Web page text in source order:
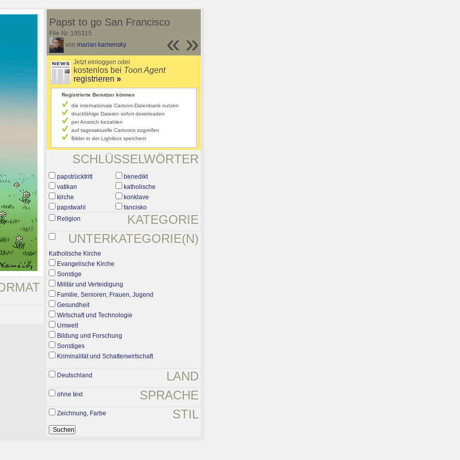
»
«
Papst to go San Francisco
File Nr. 195315
von marian kamensky
Jetzt einloggen oder
kostenlos bei Toon Agent
registrieren »
Registrierte Benutzer können
die internationale Cartoon-Datenbank nutzen
druckfähige Dateien sofort downloaden
per Anstrich bezahlen
auf tagesaktuelle Cartoons zugreifen
Bilder in der Lightbox speichern
SCHLÜSSELWÖRTER
papstrücktritt
benedikt
vatikan
katholische
kirche
konklave
papstwahl
fancisko
KATEGORIE
Religion
UNTERKATEGORIE(N)
Katholische Kirche
Evangelische Kirche
Sonstige
Militär und Verteidigung
Familie, Senioren, Frauen, Jugend
Gesundheit
Wirtschaft und Technologie
Umwelt
Bildung und Forschung
Sonstiges
Kriminalität und Schattenwirtschaft
LAND
Deutschland
SPRACHE
ohne text
STIL
Zeichnung, Farbe